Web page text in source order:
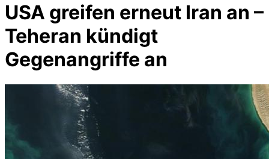
USA greifen erneut Iran an –
Teheran kündigt
Gegenangriffe an